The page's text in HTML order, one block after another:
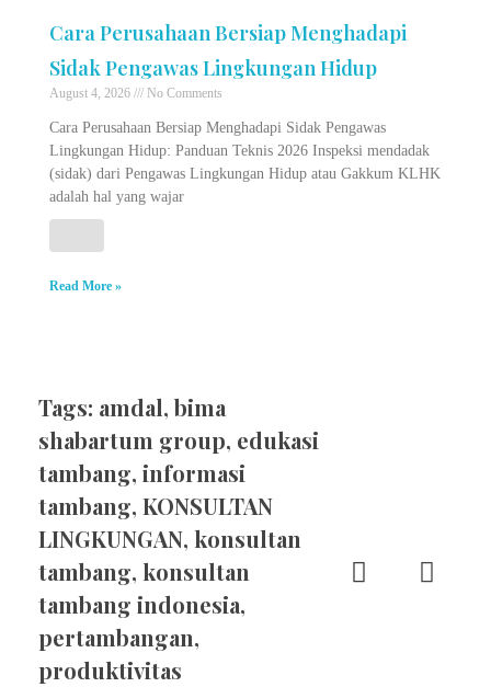
Cara Perusahaan Bersiap Menghadapi
Sidak Pengawas Lingkungan Hidup
August 4, 2026 No Comments
Cara Perusahaan Bersiap Menghadapi Sidak Pengawas
Lingkungan Hidup: Panduan Teknis 2026 Inspeksi mendadak
(sidak) dari Pengawas Lingkungan Hidup atau Gakkum KLHK
adalah hal yang wajar
Read More »
Tags: amdal, bima
shabartum group, edukasi
tambang, informasi
tambang, KONSULTAN
LINGKUNGAN, konsultan
tambang, konsultan
tambang indonesia,
pertambangan,
produktivitas